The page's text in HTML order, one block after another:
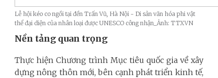
Lễ hội kéo co ngồi tại đền Trấn Vũ, Hà Nội - Di sản văn hóa phi vật
thể đại diện của nhân loại được UNESCO công nhận_Ảnh: TTXVN
Nền tảng quan trọng
Thực hiện Chương trình Mục tiêu quốc gia về xây
dựng nông thôn mới, bên cạnh phát triển kinh tế,